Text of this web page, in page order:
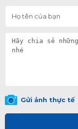
Gửi ảnh thực tế